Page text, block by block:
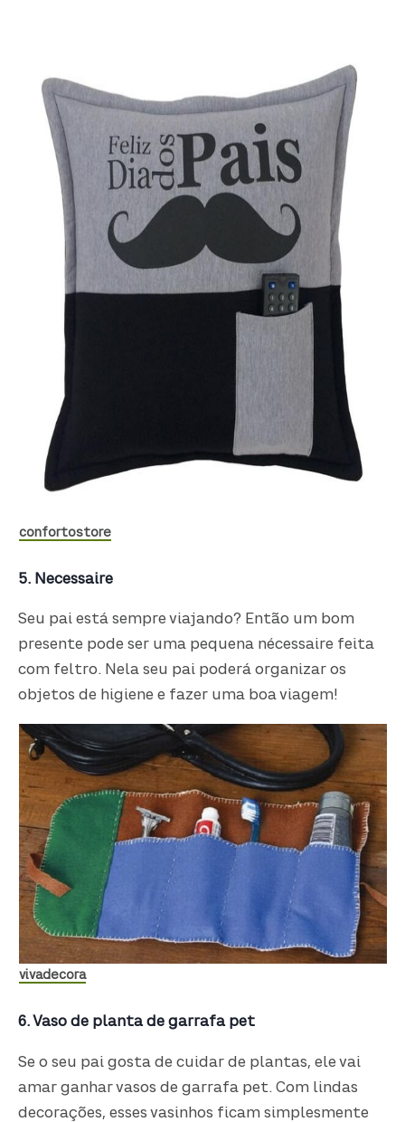
confortostore
5. Necessaire
Seu pai está sempre viajando? Então um bom
presente pode ser uma pequena nécessaire feita
com feltro. Nela seu pai poderá organizar os
objetos de higiene e fazer uma boa viagem!
vivadecora
6. Vaso de planta de garrafa pet
Se o seu pai gosta de cuidar de plantas, ele vai
amar ganhar vasos de garrafa pet. Com lindas
decorações, esses vasinhos ficam simplesmente